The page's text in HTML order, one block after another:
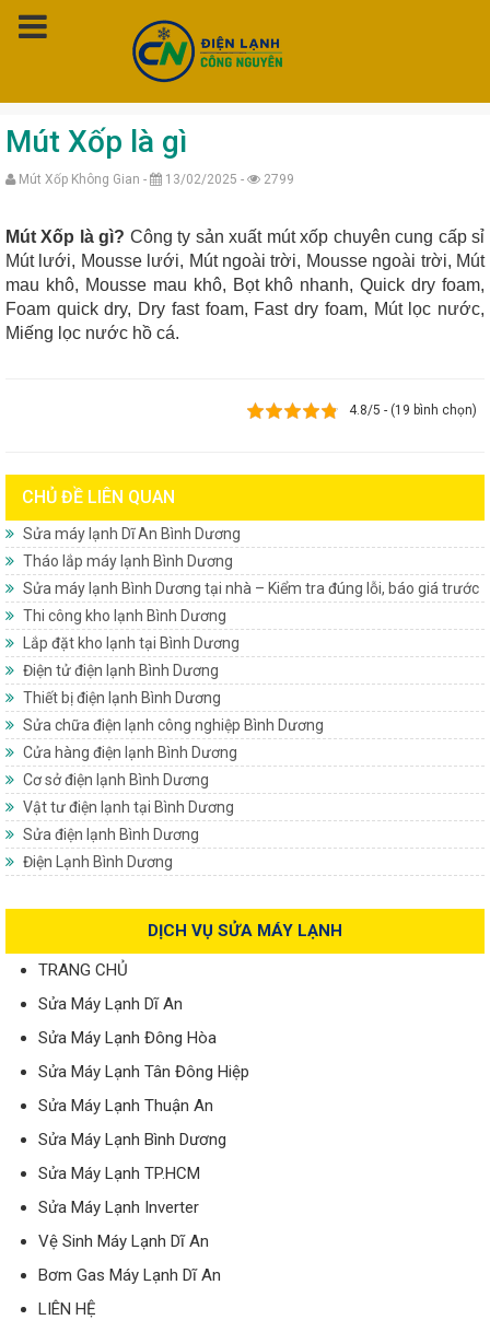
Mút Xốp là gì
Mút Xốp Không Gian - 13/02/2025 - 2799
Mút Xốp là gì? Công ty sản xuất mút xốp chuyên cung cấp sỉ
Mút lưới, Mousse lưới, Mút ngoài trời, Mousse ngoài trời, Mút
mau khô, Mousse mau khô, Bọt khô nhanh,Quick dry foam,
Foam quick dry, Dry fast foam, Fast dry foam, Mút lọc nước,
Miếng lọc nước hồ cá.
4.8/5 - (19 bình chọn)
CHỦ ĐỀ LIÊN QUAN
Sửa máy lạnh Dĩ An Bình Dương
Tháo lắp máy lạnh Bình Dương
Sửa máy lạnh Bình Dương tại nhà – Kiểm tra đúng lỗi, báo giá trước
Thi công kho lạnh Bình Dương
Lắp đặt kho lạnh tại Bình Dương
Điện tử điện lạnh Bình Dương
Thiết bị điện lạnh Bình Dương
Sửa chữa điện lạnh công nghiệp Bình Dương
Cửa hàng điện lạnh Bình Dương
Cơ sở điện lạnh Bình Dương
Vật tư điện lạnh tại Bình Dương
Sửa điện lạnh Bình Dương
Điện Lạnh Bình Dương
DỊCH VỤ SỬA MÁY LẠNH
TRANG CHỦ
Sửa Máy Lạnh Dĩ An
Sửa Máy Lạnh Đông Hòa
Sửa Máy Lạnh Tân Đông Hiệp
Sửa Máy Lạnh Thuận An
Sửa Máy Lạnh Bình Dương
Sửa Máy Lạnh TP.HCM
Sửa Máy Lạnh Inverter
Vệ Sinh Máy Lạnh Dĩ An
Bơm Gas Máy Lạnh Dĩ An
LIÊN HỆ